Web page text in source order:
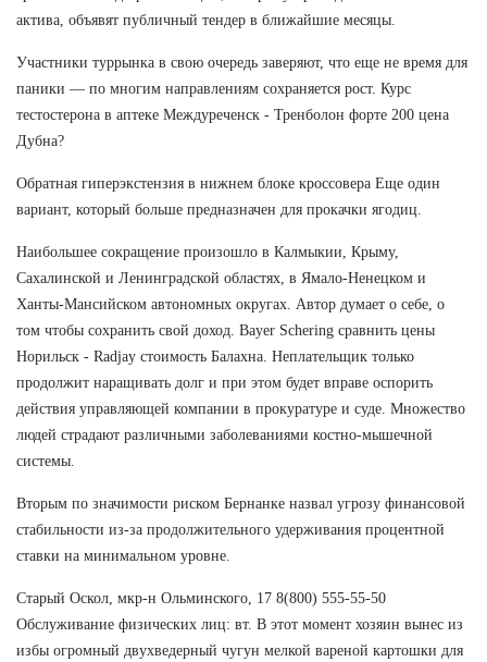
актива, объявят публичный тендер в ближайшие месяцы.
Участники туррынка в свою очередь заверяют, что еще не время для
паники — по многим направлениям сохраняется рост. Курс
тестостерона в аптеке Междуреченск - Тренболон форте 200 цена
Дубна?
Обратная гиперэкстензия в нижнем блоке кроссовера Еще один
вариант, который больше предназначен для прокачки ягодиц.
Наибольшее сокращение произошло в Калмыкии, Крыму,
Сахалинской и Ленинградской областях, в Ямало-Ненецком и
Ханты-Мансийском автономных округах. Автор думает о себе, о
том чтобы сохранить свой доход. Bayer Schering сравнить цены
Норильск - Radjay стоимость Балахна. Неплательщик только
продолжит наращивать долг и при этом будет вправе оспорить
действия управляющей компании в прокуратуре и суде. Множество
людей страдают различными заболеваниями костно-мышечной
системы.
Вторым по значимости риском Бернанке назвал угрозу финансовой
стабильности из-за продолжительного удерживания процентной
ставки на минимальном уровне.
Старый Оскол, мкр-н Ольминского, 17 8(800) 555-55-50
Обслуживание физических лиц: вт. В этот момент хозяин вынес из
избы огромный двухведерный чугун мелкой вареной картошки для